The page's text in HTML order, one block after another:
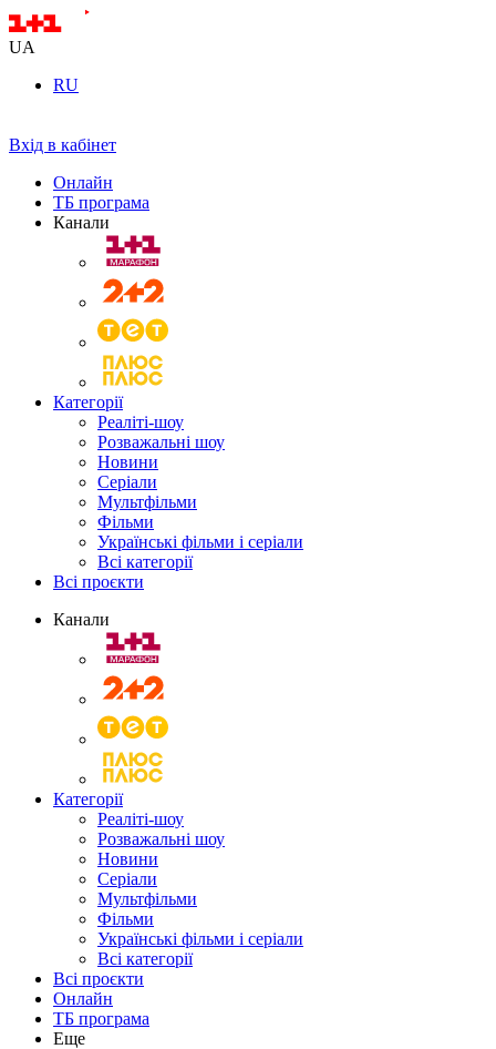
UA
RU
Вхід в кабінет
Онлайн
ТБ програма
Канали
Категорії
Реаліті-шоу
Розважальні шоу
Новини
Серіали
Мультфільми
Фільми
Українські фільми і серіали
Всі категорії
Всі проєкти
Канали
Категорії
Реаліті-шоу
Розважальні шоу
Новини
Серіали
Мультфільми
Фільми
Українські фільми і серіали
Всі категорії
Всі проєкти
Онлайн
ТБ програма
Еще